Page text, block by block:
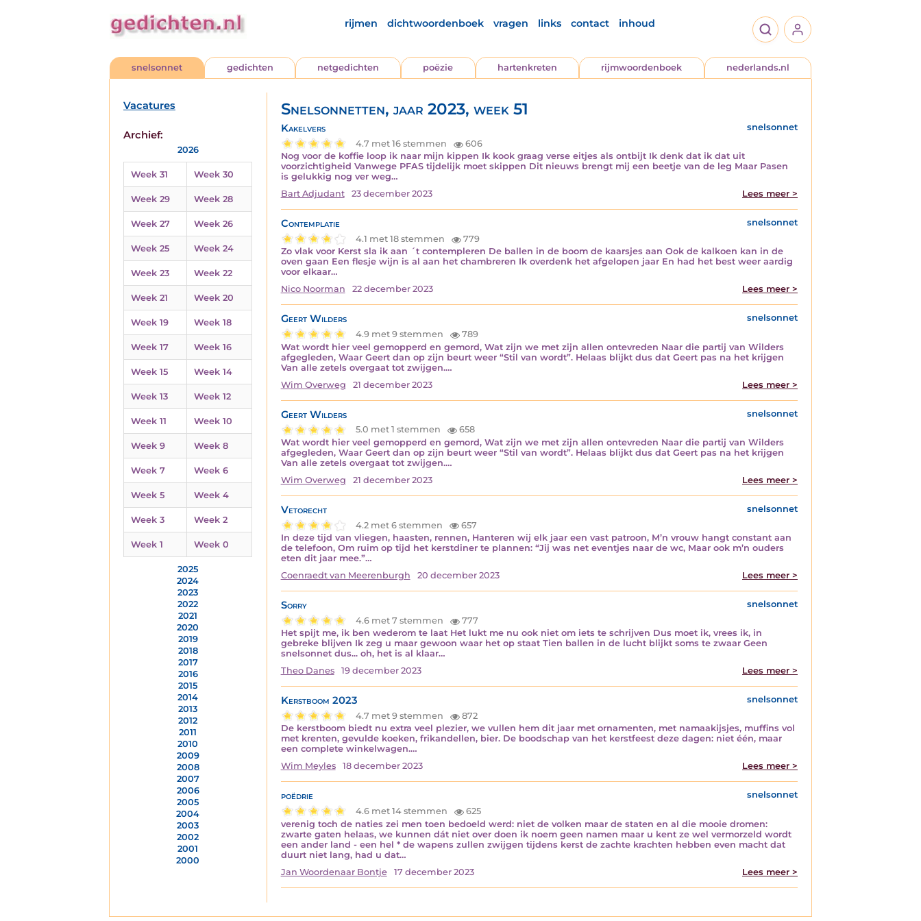
rijmen dichtwoordenboek vragen links contact inhoud
snelsonnet gedichten netgedichten poëzie hartenkreten rijmwoordenboek nederlands.nl
Vacatures
Archief:
2026
Week 31 Week 30
Week 29 Week 28
Week 27 Week 26
Week 25 Week 24
Week 23 Week 22
Week 21 Week 20
Week 19 Week 18
Week 17 Week 16
Week 15 Week 14
Week 13 Week 12
Week 11 Week 10
Week 9 Week 8
Week 7 Week 6
Week 5 Week 4
Week 3 Week 2
Week 1 Week 0
2025
2024
2023
2022
2021
2020
2019
2018
2017
2016
2015
2014
2013
2012
2011
2010
2009
2008
2007
2006
2005
2004
2003
2002
2001
2000
Snelsonnetten, jaar 2023, week 51
Kakelvers
snelsonnet
4.7 met 16 stemmen
606
Nog voor de koffie loop ik naar mijn kippen Ik kook graag verse eitjes als ontbijt Ik denk dat ik dat uit
voorzichtigheid Vanwege PFAS tijdelijk moet skippen Dit nieuws brengt mij een beetje van de leg Maar Pasen
is gelukkig nog ver weg…
Bart Adjudant
23 december 2023 Lees meer >
Contemplatie
snelsonnet
4.1 met 18 stemmen
779
Zo vlak voor Kerst sla ik aan ´t contempleren De ballen in de boom de kaarsjes aan Ook de kalkoen kan in de
oven gaan Een flesje wijn is al aan het chambreren Ik overdenk het afgelopen jaar En had het best weer aardig
voor elkaar…
Nico Noorman
22 december 2023 Lees meer >
Geert Wilders
snelsonnet
4.9 met 9 stemmen
789
Wat wordt hier veel gemopperd en gemord, Wat zijn we met zijn allen ontevreden Naar die partij van Wilders
afgegleden, Waar Geert dan op zijn beurt weer “Stil van wordt”. Helaas blijkt dus dat Geert pas na het krijgen
Van alle zetels overgaat tot zwijgen.…
Wim Overweg
21 december 2023 Lees meer >
Geert Wilders
snelsonnet
5.0 met 1 stemmen
658
Wat wordt hier veel gemopperd en gemord, Wat zijn we met zijn allen ontevreden Naar die partij van Wilders
afgegleden, Waar Geert dan op zijn beurt weer “Stil van wordt”. Helaas blijkt dus dat Geert pas na het krijgen
Van alle zetels overgaat tot zwijgen.…
Wim Overweg
21 december 2023 Lees meer >
Vetorecht
snelsonnet
4.2 met 6 stemmen
657
In deze tijd van vliegen, haasten, rennen, Hanteren wij elk jaar een vast patroon, M’n vrouw hangt constant aan
de telefoon, Om ruim op tijd het kerstdiner te plannen: “Jij was net eventjes naar de wc, Maar ook m’n ouders
eten dit jaar mee.”…
Coenraedt van Meerenburgh
20 december 2023 Lees meer >
Sorry
snelsonnet
4.6 met 7 stemmen
777
Het spijt me, ik ben wederom te laat Het lukt me nu ook niet om iets te schrijven Dus moet ik, vrees ik, in
gebreke blijven Ik zeg u maar gewoon waar het op staat Tien ballen in de lucht blijkt soms te zwaar Geen
snelsonnet dus... oh, het is al klaar…
Theo Danes
19 december 2023 Lees meer >
Kerstboom 2023
snelsonnet
4.7 met 9 stemmen
872
De kerstboom biedt nu extra veel plezier, we vullen hem dit jaar met ornamenten, met namaakijsjes, muffins vol
met krenten, gevulde koeken, frikandellen, bier. De boodschap van het kerstfeest deze dagen: niet één, maar
een complete winkelwagen.…
Wim Meyles
18 december 2023 Lees meer >
poëdrie
snelsonnet
4.6 met 14 stemmen
625
verenig toch de naties zei men toen bedoeld werd: niet de volken maar de staten en al die mooie dromen:
zwarte gaten helaas, we kunnen dát niet over doen ik noem geen namen maar u kent ze wel vermorzeld wordt
een ander land - een hel * de wapens zullen zwijgen tijdens kerst de zachte krachten hebben even macht dat
duurt niet lang, had u dat…
Jan Woordenaar Bontje
17 december 2023 Lees meer >